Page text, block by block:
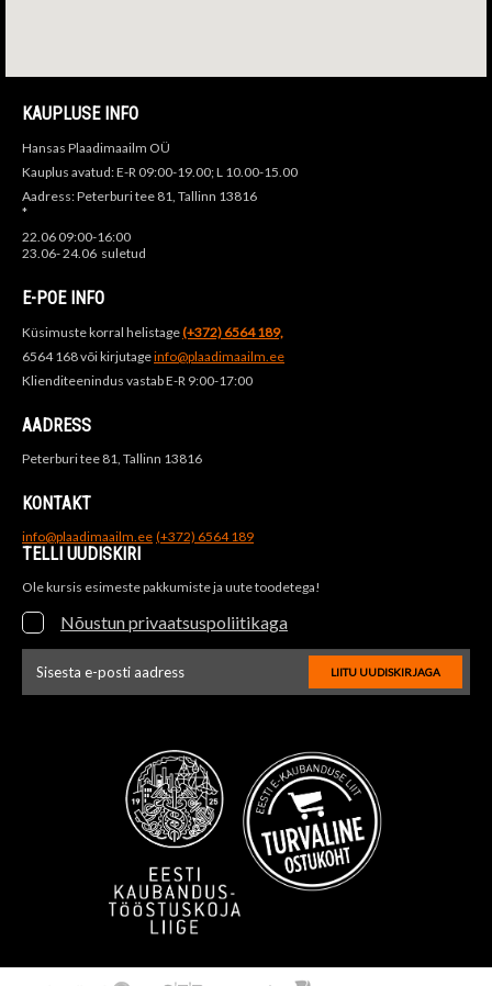
KAUPLUSE INFO
Hansas Plaadimaailm OÜ
Kauplus avatud: E-R 09:00-19.00; L 10.00-15.00
Aadress: Peterburi tee 81, Tallinn 13816
*
22.06 09:00-16:00
23.06- 24.06 suletud
E-POE INFO
Küsimuste korral helistage(+372) 6564 189,
6564 168 või kirjutageinfo@plaadimaailm.ee
Klienditeenindus vastab E-R 9:00-17:00
AADRESS
Peterburi tee 81, Tallinn 13816
KONTAKT
info@plaadimaailm.ee (+372) 6564 189
TELLI UUDISKIRI
Ole kursis esimeste pakkumiste ja uute toodetega!
Nõustun privaatsuspoliitikaga
LIITU UUDISKIRJAGA